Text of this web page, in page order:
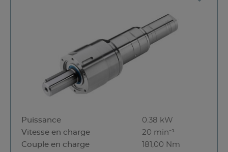
Puissance
0.38 kW
Vitesse en charge
20 min⁻¹
Couple en charge
181,00 Nm